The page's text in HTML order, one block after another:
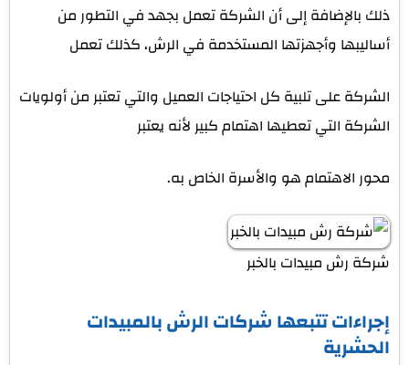
ذلك بالإضافة إلى أن الشركة تعمل بجهد في التطور من
أساليبها وأجهزتها المستخدمة في الرش، كذلك تعمل
الشركة على تلبية كل احتياجات العميل والتي تعتبر من أولويات
الشركة التي تعطيها اهتمام كبير لأنه يعتبر
محور الاهتمام هو والأسرة الخاص به.
شركة رش مبيدات بالخبر
إجراءات تتبعها شركات الرش بالمبيدات
الحشرية